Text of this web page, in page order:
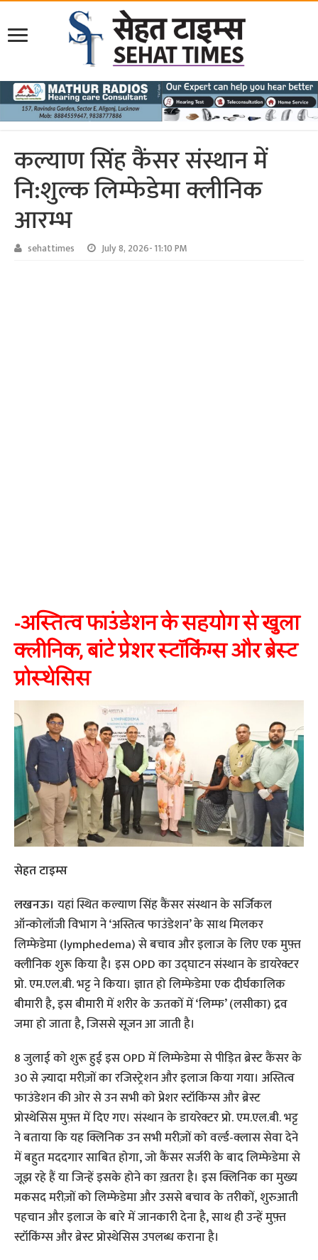
कल्याण सिंह कैंसर संस्थान में
नि:शुल्क लिम्फेडेमा क्लीनिक
आरम्भ
sehattimes July 8, 2026- 11:10 PM
-अस्तित्व फाउंडेशन के सहयोग से खुला
क्लीनिक, बांटे प्रेशर स्टॉकिंग्स और ब्रेस्ट
प्रोस्थेसिस
सेहत टाइम्स
लखनऊ। यहां स्थित कल्याण सिंह कैंसर संस्थान के सर्जिकल
ऑन्कोलॉजी विभाग ने ‘अस्तित्व फाउंडेशन’ के साथ मिलकर
लिम्फेडेमा (lymphedema) से बचाव और इलाज के लिए एक मुफ़्त
क्लीनिक शुरू किया है। इस OPD का उद्घाटन संस्थान के डायरेक्टर
प्रो. एम.एल.बी. भट्ट ने किया। ज्ञात हो लिम्फेडेमा एक दीर्घकालिक
बीमारी है, इस बीमारी में शरीर के ऊतकों में ‘लिम्फ’ (लसीका) द्रव
जमा हो जाता है, जिससे सूजन आ जाती है।
8 जुलाई को शुरू हुई इस OPD में लिम्फेडेमा से पीड़ित ब्रेस्ट कैंसर के
30 से ज़्यादा मरीज़ों का रजिस्ट्रेशन और इलाज किया गया। अस्तित्व
फाउंडेशन की ओर से उन सभी को प्रेशर स्टॉकिंग्स और ब्रेस्ट
प्रोस्थेसिस मुफ़्त में दिए गए। संस्थान के डायरेक्टर प्रो. एम.एल.बी. भट्ट
ने बताया कि यह क्लिनिक उन सभी मरीज़ों को वर्ल्ड-क्लास सेवा देने
में बहुत मददगार साबित होगा, जो कैंसर सर्जरी के बाद लिम्फेडेमा से
जूझ रहे हैं या जिन्हें इसके होने का ख़तरा है। इस क्लिनिक का मुख्य
मकसद मरीज़ों को लिम्फेडेमा और उससे बचाव के तरीकों, शुरुआती
पहचान और इलाज के बारे में जानकारी देना है, साथ ही उन्हें मुफ़्त
स्टॉकिंग्स और ब्रेस्ट प्रोस्थेसिस उपलब्ध कराना है।